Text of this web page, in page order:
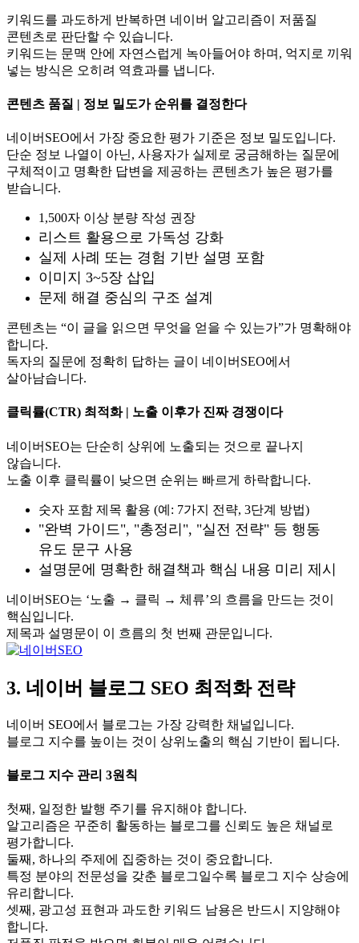
키워드를 과도하게 반복하면 네이버 알고리즘이 저품질
콘텐츠로 판단할 수 있습니다.
키워드는 문맥 안에 자연스럽게 녹아들어야 하며, 억지로 끼워
넣는 방식은 오히려 역효과를 냅니다.
콘텐츠 품질 | 정보 밀도가 순위를 결정한다
네이버SEO에서 가장 중요한 평가 기준은 정보 밀도입니다.
단순 정보 나열이 아닌, 사용자가 실제로 궁금해하는 질문에
구체적이고 명확한 답변을 제공하는 콘텐츠가 높은 평가를
받습니다.
1,500자 이상 분량 작성 권장
리스트 활용으로 가독성 강화
실제 사례 또는 경험 기반 설명 포함
이미지 3~5장 삽입
문제 해결 중심의 구조 설계
콘텐츠는 “이 글을 읽으면 무엇을 얻을 수 있는가”가 명확해야
합니다.
독자의 질문에 정확히 답하는 글이 네이버SEO에서
살아남습니다.
클릭률(CTR) 최적화 | 노출 이후가 진짜 경쟁이다
네이버SEO는 단순히 상위에 노출되는 것으로 끝나지
않습니다.
노출 이후 클릭률이 낮으면 순위는 빠르게 하락합니다.
숫자 포함 제목 활용 (예: 7가지 전략, 3단계 방법)
"완벽 가이드", "총정리", "실전 전략" 등 행동
유도 문구 사용
설명문에 명확한 해결책과 핵심 내용 미리 제시
네이버SEO는 ‘노출 → 클릭 → 체류’의 흐름을 만드는 것이
핵심입니다.
제목과 설명문이 이 흐름의 첫 번째 관문입니다.
3. 네이버 블로그 SEO 최적화 전략
네이버 SEO에서 블로그는 가장 강력한 채널입니다.
블로그 지수를 높이는 것이 상위노출의 핵심 기반이 됩니다.
블로그 지수 관리 3원칙
첫째, 일정한 발행 주기를 유지해야 합니다.
알고리즘은 꾸준히 활동하는 블로그를 신뢰도 높은 채널로
평가합니다.
둘째, 하나의 주제에 집중하는 것이 중요합니다.
특정 분야의 전문성을 갖춘 블로그일수록 블로그 지수 상승에
유리합니다.
셋째, 광고성 표현과 과도한 키워드 남용은 반드시 지양해야
합니다.